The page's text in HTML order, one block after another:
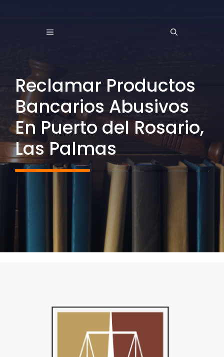
MENÚ
Reclamar Productos
Bancarios Abusivos
En Puerto del Rosario,
Las Palmas